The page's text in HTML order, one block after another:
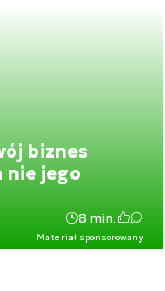
biznes
nie jego
Materiał sponsorowany
8 min.